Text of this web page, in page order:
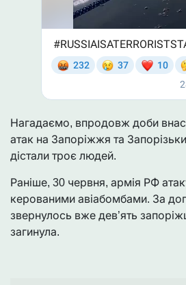
Нагадаємо, впродовж доби
атак на Запоріжжя та
дістали троє людей.
Раніше, 30 червня, армія РФ
керованими авіабомбами. За
звернулось вже дев’ять
загинула.